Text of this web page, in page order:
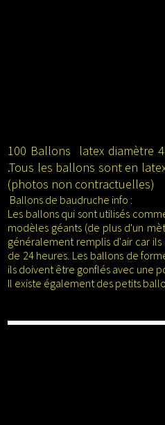
100 Ballons latex diamètre
.Tous les ballons sont en
(photos non contractuelles)
Ballons de baudruche info :
Les ballons qui sont utilisés
modèles géants (de plus d'un
généralement remplis d'air car
de 24 heures. Les ballons de
ils doivent être gonflés avec une
Il existe également des petits